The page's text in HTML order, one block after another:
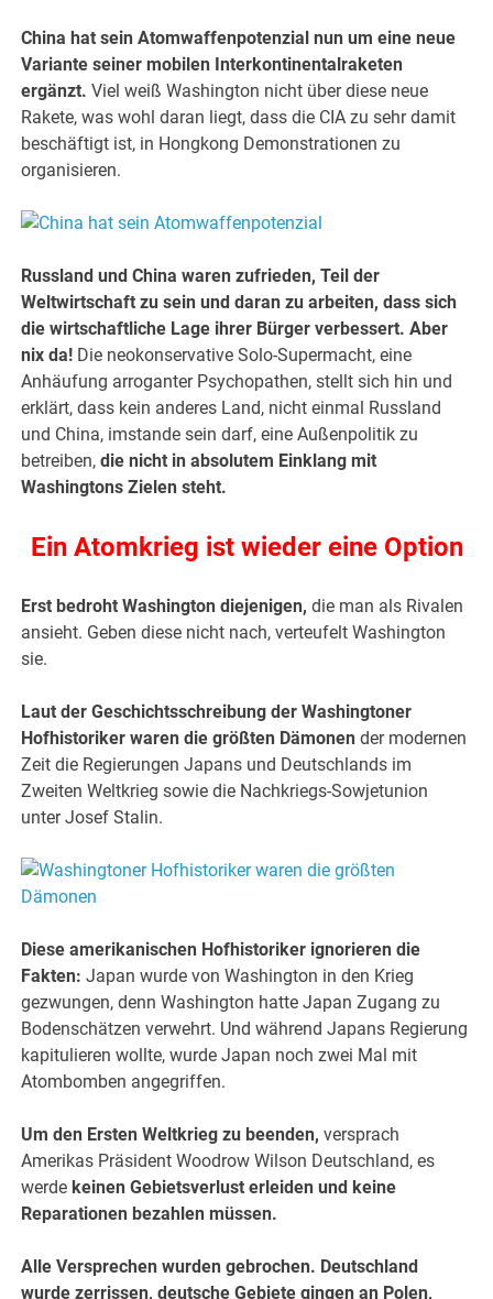
China hat sein Atomwaffenpotenzial nun um eine neue
Variante seiner mobilen Interkontinentalraketen
ergänzt. Viel weiß Washington nicht über diese neue
Rakete, was wohl daran liegt, dass die CIA zu sehr damit
beschäftigt ist, in Hongkong Demonstrationen zu
organisieren.
Russland und China waren zufrieden, Teil der
Weltwirtschaft zu sein und daran zu arbeiten, dass sich
die wirtschaftliche Lage ihrer Bürger verbessert. Aber
nix da! Die neokonservative Solo-Supermacht, eine
Anhäufung arroganter Psychopathen, stellt sich hin und
erklärt, dass kein anderes Land, nicht einmal Russland
und China, imstande sein darf, eine Außenpolitik zu
betreiben,die nicht in absolutem Einklang mit
Washingtons Zielen steht.
Ein Atomkrieg ist wieder eine Option
Erst bedroht Washington diejenigen, die man als Rivalen
ansieht. Geben diese nicht nach, verteufelt Washington
sie.
Laut der Geschichtsschreibung der Washingtoner
Hofhistoriker waren die größten Dämonen der modernen
Zeit die Regierungen Japans und Deutschlands im
Zweiten Weltkrieg sowie die Nachkriegs-Sowjetunion
unter Josef Stalin.
Diese amerikanischen Hofhistoriker ignorieren die
Fakten: Japan wurde von Washington in den Krieg
gezwungen, denn Washington hatte Japan Zugang zu
Bodenschätzen verwehrt. Und während Japans Regierung
kapitulieren wollte, wurde Japan noch zwei Mal mit
Atombomben angegriffen.
Um den Ersten Weltkrieg zu beenden, versprach
Amerikas Präsident Woodrow Wilson Deutschland, es
werde keinen Gebietsverlust erleiden und keine
Reparationen bezahlen müssen.
Alle Versprechen wurden gebrochen. Deutschland
wurde zerrissen, deutsche Gebiete gingen an Polen,